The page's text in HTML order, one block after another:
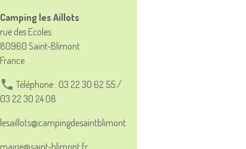
Camping les Aillots
rue des Ecoles
80960 Saint-Blimont
France
Téléphone : 03 22 30 62 55 /
03 22 30 24 08
lesaillots@campingdesaintblimont.com
mairie@saint-blimont.fr